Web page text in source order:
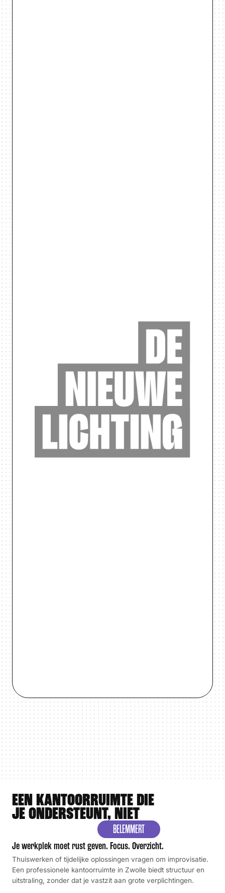
EEN KANTOORRUIMTE DIE
JE ONDERSTEUNT, NIET
BELEMMERT
Je werkplek moet rust geven. Focus. Overzicht.
Thuiswerken of tijdelijke oplossingen vragen om improvisatie.
Een professionele kantoorruimte in Zwolle biedt structuur en
uitstraling, zonder dat je vastzit aan grote verplichtingen.